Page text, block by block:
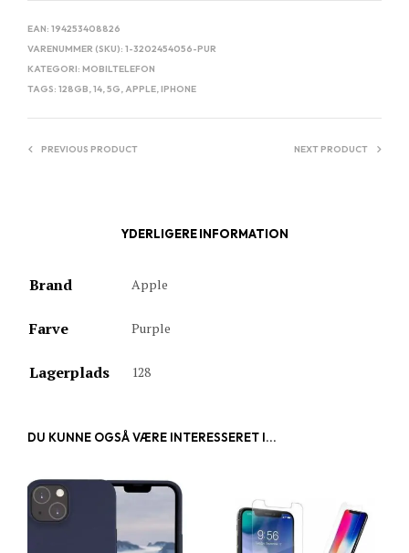
EAN: 194253408826
VARENUMMER (SKU): 1-3202454056-PUR
KATEGORI: MOBILTELEFON
TAGS: 128GB,14,5G,APPLE,IPHONE
PREVIOUS PRODUCT NEXT PRODUCT
YDERLIGERE INFORMATION
Brand Apple
Farve Purple
Lagerplads 128
DU KUNNE OGSÅ VÆRE INTERESSERET I...